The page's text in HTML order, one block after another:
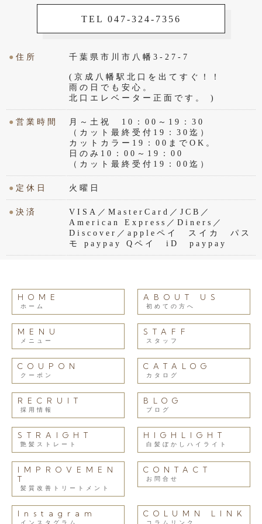
TEL 047-324-7356
●住所 千葉県市川市八幡3-27-7
(京成八幡駅北口を出てすぐ！！
雨の日でも安心。
北口エレベーター正面です。 )
●営業時間
月～土祝 10：00～19：30
（カット最終受付19：30迄）
カットカラー19：00までOK。
日のみ10：00～19：00
（カット最終受付19：00迄）
● 定休日 火曜日
●決済
VISA／MasterCard／JCB／
American Express／Diners／
Discover／appleペイ スイカ パス
モ paypay Qペイ iD paypay
HOME
ホーム
ABOUT US
初めての方へ
MENU
メニュー
STAFF
スタッフ
COUPON
クーポン
CATALOG
カタログ
RECRUIT
採用情報
BLOG
ブログ
STRAIGHT
艶髪ストレート
HIGHLIGHT
白髪ぼかしハイライト
IMPROVEMEN
T
髪質改善トリートメント
CONTACT
お問合せ
Instagram
インスタグラム
COLUMN LINK
コラムリンク.